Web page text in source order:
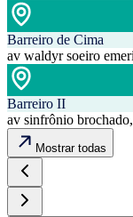
Barreiro de Cima
av waldyr soeiro
Barreiro II
av sinfrônio
Mostrar todas